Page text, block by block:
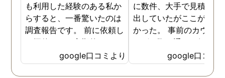
も利用した経験のある私か
らすると、一番驚いたのは
調査報告です。 前に依頼し
た探偵では、定期的にまと
めて報告がくる為なかなか
実際の現状を把握するのが
google口コミより
に数件、大手で見積もり
出していたがここが一番
かった。 事前のカウン
ングの際の通りの価格で
途中での追加料金なども
く安心してお任せできた
google口コミ